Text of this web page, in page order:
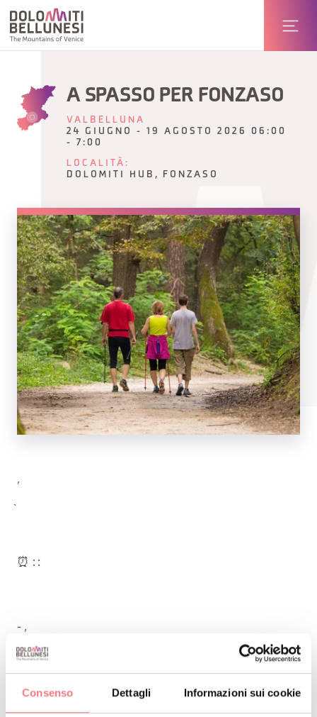
Consenso Dettagli Informazioni sui cookie
A SPASSO PER FONZASO
VALBELLUNA
24 GIUGNO - 19 AGOSTO 2026 06:00
- 7:00
LOCALITÀ:
DOLOMITI HUB, FONZASO
,
⏰ : :
- ,
Una nuova avventura ogni settimana tra rive, barch e
loch, per iniziare insieme le mattine del mercoledì con